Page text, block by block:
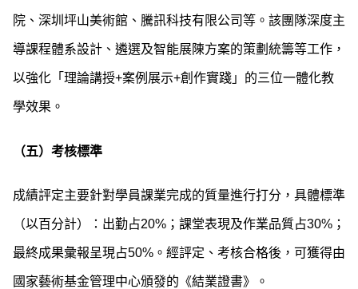
院、深圳坪山美術館、騰訊科技有限公司等。該團隊深度主
導課程體系設計、遴選及智能展陳方案的策劃統籌等工作，
以強化「理論講授+案例展示+創作實踐」的三位一體化教
學效果。
（五）考核標準
成績評定主要針對學員課業完成的質量進行打分，具體標準
（以百分計）：出勤占20%；課堂表現及作業品質占30%；
最終成果彙報呈現占50%。經評定、考核合格後，可獲得由
國家藝術基金管理中心頒發的《結業證書》。